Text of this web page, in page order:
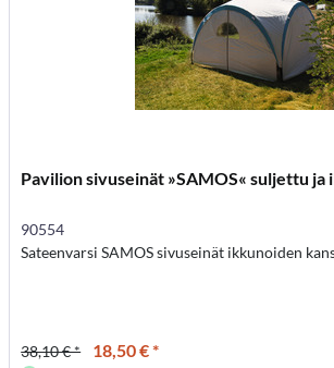
Pavilion sivuseinät »SAMOS« suljettu ja
90554
Sateenvarsi SAMOS sivuseinät ikkunoiden
38,10 € * 18,50 € *